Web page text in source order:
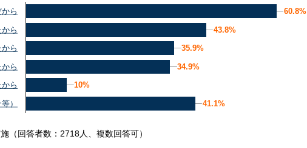
ら
ら
ら
ら
ら
）
60.8%
60.8%
43.8%
43.8%
35.9%
35.9%
34.9%
34.9%
10%
10%
41.1%
41.1%
（回答者数：2718人、複数回答可）